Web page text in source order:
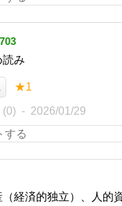
読み
★1
(0) 2026/01/29
経済的独立）、人的